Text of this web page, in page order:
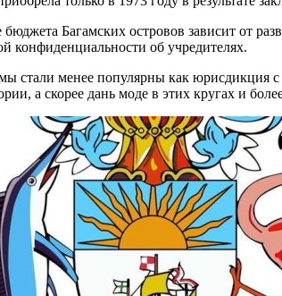
Багамских островов зависит от
конфиденциальности об учредителях.
стали менее популярны как юрисдикция
а скорее дань моде в этих кругах и